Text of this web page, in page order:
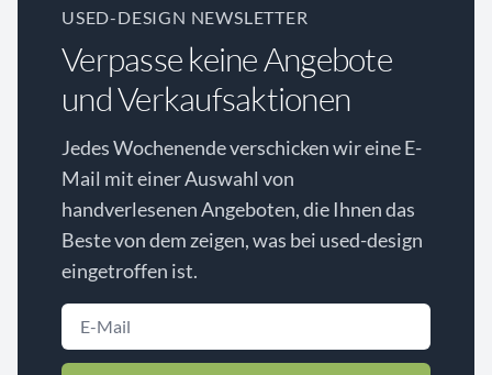
USED-DESIGN NEWSLETTER
Verpasse keine Angebote
und Verkaufsaktionen
Jedes Wochenende verschicken wir eine E-
Mail mit einer Auswahl von
handverlesenen Angeboten, die Ihnen das
Beste von dem zeigen, was bei used-design
eingetroffen ist.